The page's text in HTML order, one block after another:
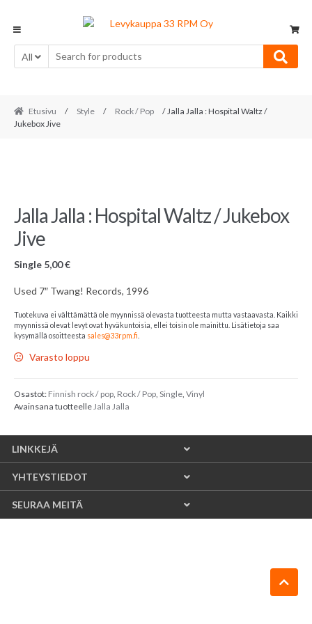
navigation
content
All
Etusivu / Style / Rock / Pop
/ Jalla Jalla : Hospital Waltz /
Jukebox Jive
Jalla Jalla : Hospital Waltz / Jukebox
Jive
Single 5,00€
Used 7″ Twang! Records, 1996
Tuotekuva ei välttämättä ole myynnissä olevasta tuotteesta mutta vastaavasta. Kaikki
myynnissä olevat levyt ovat hyväkuntoisia, ellei toisin ole mainittu. Lisätietoja saa
kysymällä osoitteesta sales@33rpm.fi
Varasto loppu
Osastot: Finnish rock / pop, Rock / Pop, Single, Vinyl
Avainsana tuotteelle Jalla Jalla
LINKKEJÄ
YHTEYSTIEDOT
SEURAA MEITÄ